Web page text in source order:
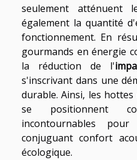
seulement atténuent
également la quantité
fonctionnement. En
gourmands en énergie
la réduction de l'
s'inscrivant dans une
durable. Ainsi, les
se positionnent
incontournables
conjuguant confort
écologique.